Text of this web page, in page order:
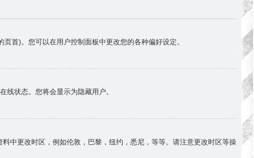
首)。您可以在用户控制面板中更改您的各种偏好设定。
线状态。您将会显示为隐藏用户。
中更改时区，例如伦敦，巴黎，纽约，悉尼，等等。请注意更改时区等操